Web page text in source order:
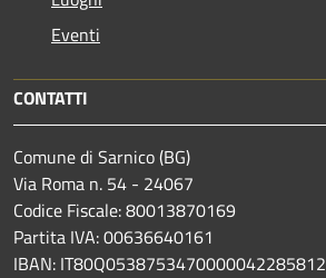
Eventi
CONTATTI
Comune di Sarnico (BG)
Via Roma n. 54 - 24067
Codice Fiscale: 80013870169
Partita IVA: 00636640161
IBAN: IT80Q0538753470000042285812